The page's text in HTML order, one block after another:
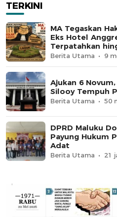
TERKINI
MA Tegaskan
Eks Hotel
Terpatahkan
Berita Utama 9
Ajukan 6
Silooy Tempuh
Berita Utama 50
DPRD Maluku
Payung Hukum
Adat
Berita Utama 21